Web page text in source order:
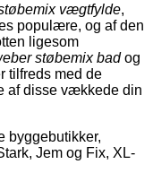
vægtfylde,
populære, og af den
ligesom
støbemix badog
tilfreds med de
af disse vækkede din
byggebutikker,
Jem og Fix, XL-